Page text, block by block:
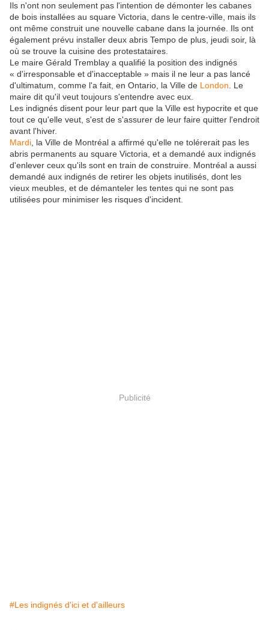
Ils n'ont non seulement pas l'intention de démonter les cabanes
de bois installées au square Victoria, dans le centre-ville, mais ils
ont même construit une nouvelle cabane dans la journée. Ils ont
également prévu installer deux abris Tempo de plus, jeudi soir, là
où se trouve la cuisine des protestataires.
Le maire Gérald Tremblay a qualifié la position des indignés
« d'irresponsable et d'inacceptable » mais il ne leur a pas lancé
d'ultimatum, comme l'a fait, en Ontario, la Ville de London . Le
maire dit qu'il veut toujours s'entendre avec eux.
Les indignés disent pour leur part que la Ville est hypocrite et que
tout ce qu'elle veut, s'est de s'assurer de leur faire quitter l'endroit
avant l'hiver.
Mardi , la Ville de Montréal a affirmé qu'elle ne tolérerait pas les
abris permanents au square Victoria, et a demandé aux indignés
d'enlever ceux qu'ils sont en train de construire. Montréal a aussi
demandé aux indignés de retirer les objets inutilisés, dont les
vieux meubles, et de démanteler les tentes qui ne sont pas
utilisées pour minimiser les risques d'incident.
Publicité
#Les indignés d'ici et d'ailleurs